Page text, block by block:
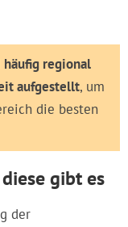
häufig regional
aufgestellt, um
die besten
gibt es
der